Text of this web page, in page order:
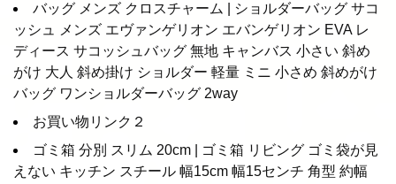
バッグ メンズ クロスチャーム | ショルダーバッグ サコ
ッシュ メンズ エヴァンゲリオン エバンゲリオン EVA レ
ディース サコッシュバッグ 無地 キャンバス 小さい 斜め
がけ 大人 斜め掛け ショルダー 軽量 ミニ 小さめ 斜めがけ
バッグ ワンショルダーバッグ 2way
お買い物リンク２
ゴミ箱 分別 スリム 20cm | ゴミ箱 リビング ゴミ袋が見
えない キッチン スチール 幅15cm 幅15センチ 角型 約幅